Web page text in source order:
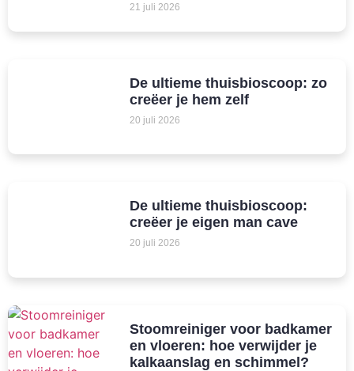
21 juli 2026
De ultieme thuisbioscoop: zo
creëer je hem zelf
20 juli 2026
De ultieme thuisbioscoop:
creëer je eigen man cave
20 juli 2026
Stoomreiniger voor badkamer
en vloeren: hoe verwijder je
kalkaanslag en schimmel?